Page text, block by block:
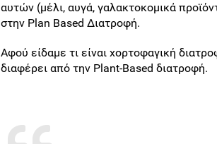
αυτών (μέλι, αυγά, γαλακτοκομικά
στην Plan Based Διατροφή.
Αφού είδαμε τι είναι χορτοφαγική
διαφέρει από την Plant-Based διατροφή.